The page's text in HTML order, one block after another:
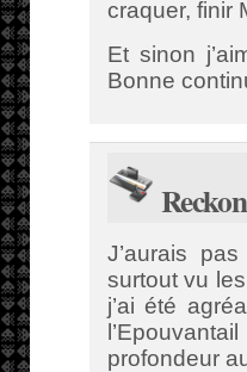
craquer, finir
Et sinon
Bonne
J’aurais
surtout vu
j’ai été
profondeur